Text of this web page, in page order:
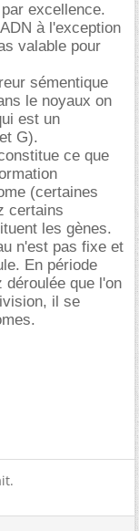
excellence.
à l'exception
valable pour
sémentique
le noyaux on
est un
G).
ce que
(certaines
certains
les gènes.
n'est pas fixe et
En période
que l'on
il se